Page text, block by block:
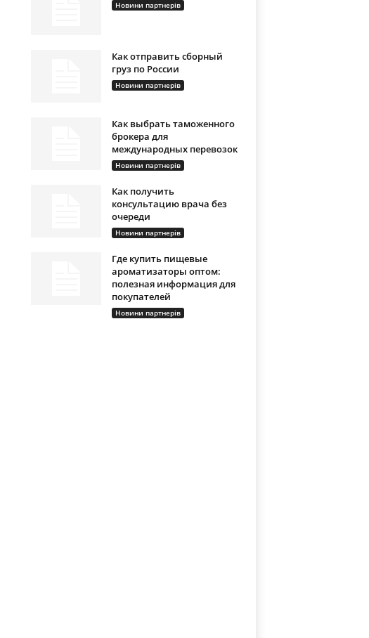
Новини партнерів
Как отправить сборный
груз по России
Новини партнерів
Как выбрать таможенного
брокера для
международных перевозок
Новини партнерів
Как получить
консультацию врача без
очереди
Новини партнерів
Где купить пищевые
ароматизаторы оптом:
полезная информация для
покупателей
Новини партнерів